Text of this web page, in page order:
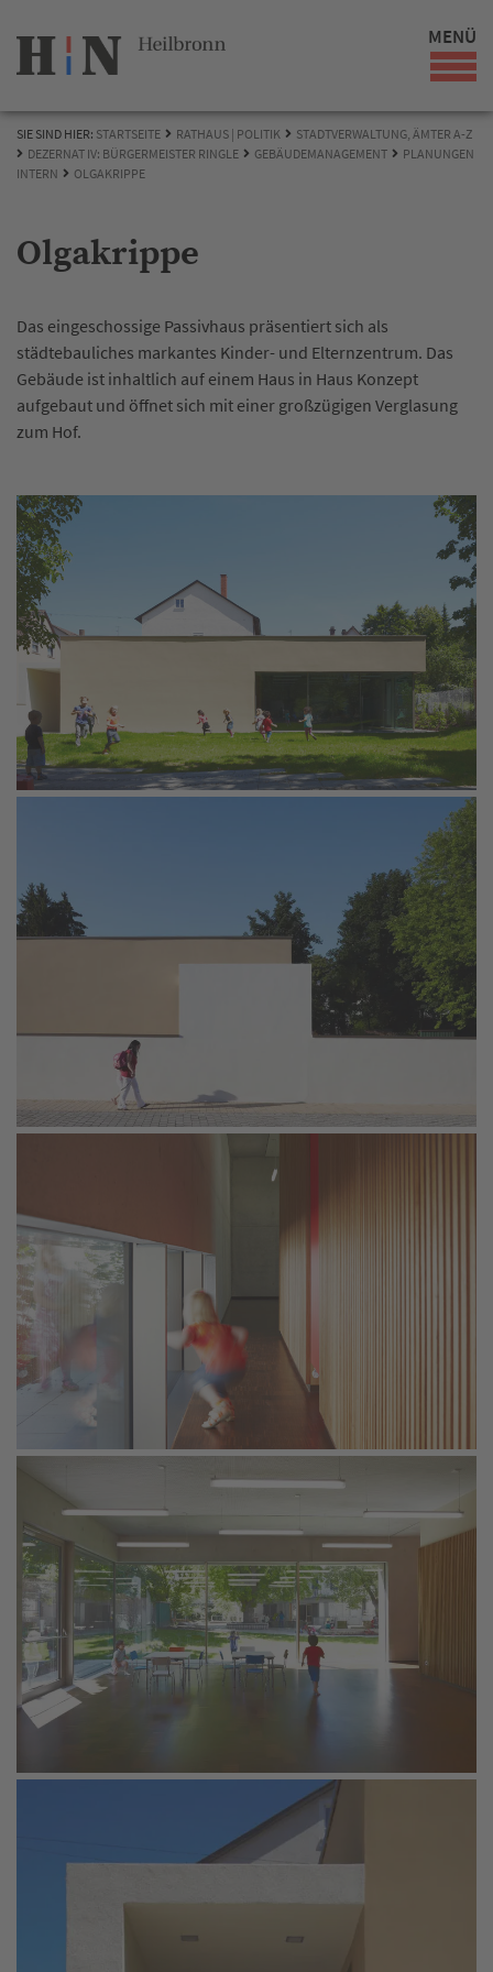
MENÜ
SIE SIND HIER: STARTSEITE RATHAUS | POLITIK
STADTVERWALTUNG, ÄMTER A-Z
DEZERNAT IV: BÜRGERMEISTER RINGLE
GEBÄUDEMANAGEMENT
PLANUNGEN
INTERN
OLGAKRIPPE
Olgakrippe
Das eingeschossige Passivhaus präsentiert sich als
städtebauliches markantes Kinder- und Elternzentrum. Das
Gebäude ist inhaltlich auf einem Haus in Haus Konzept
aufgebaut und öffnet sich mit einer großzügigen Verglasung
zum Hof.